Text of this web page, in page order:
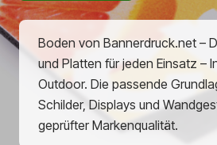
Boden von Bannerdruck.net –
und Platten für jeden Einsatz –
Outdoor. Die passende
Schilder, Displays und
geprüfter Markenqualität.